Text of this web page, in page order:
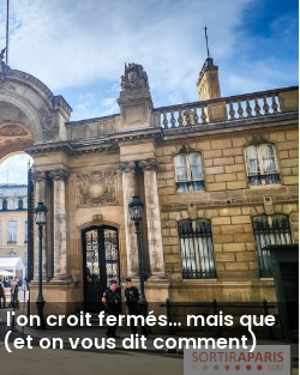
l'on croit fermés… mais que
on vous dit comment)